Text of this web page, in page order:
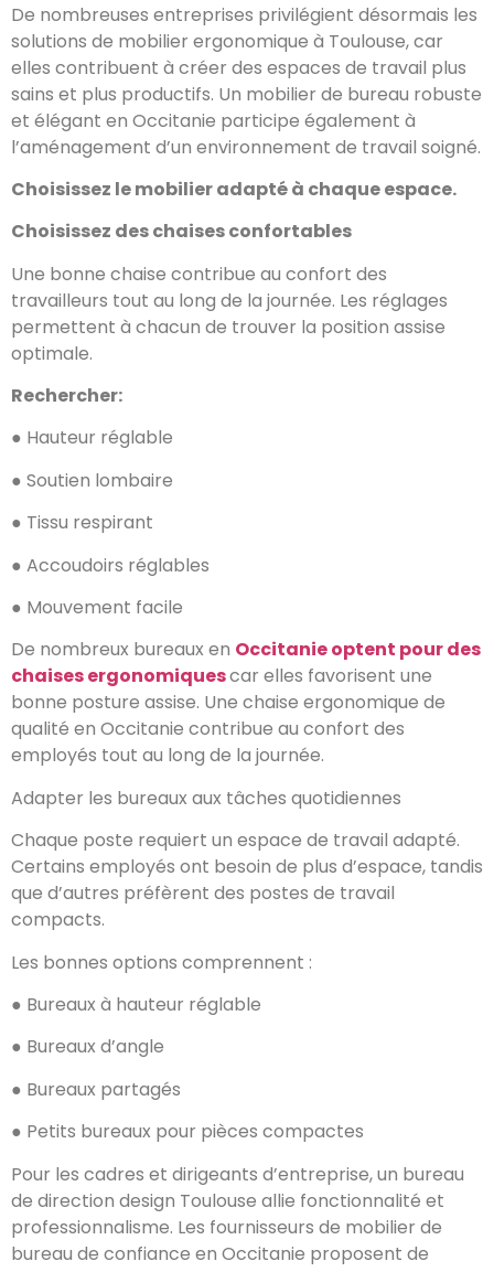
De nombreuses entreprises privilégient désormais les
solutions de mobilier ergonomique à Toulouse, car
elles contribuent à créer des espaces de travail plus
sains et plus productifs. Un mobilier de bureau robuste
et élégant en Occitanie participe également à
l’aménagement d’un environnement de travail soigné.
Choisissez le mobilier adapté à chaque espace.
Choisissez des chaises confortables
Une bonne chaise contribue au confort des
travailleurs tout au long de la journée. Les réglages
permettent à chacun de trouver la position assise
optimale.
Rechercher:
● Hauteur réglable
● Soutien lombaire
● Tissu respirant
● Accoudoirs réglables
● Mouvement facile
De nombreux bureaux en Occitanie optent pour des
chaises ergonomiquescar elles favorisent une
bonne posture assise. Une chaise ergonomique de
qualité en Occitanie contribue au confort des
employés tout au long de la journée.
Adapter les bureaux aux tâches quotidiennes
Chaque poste requiert un espace de travail adapté.
Certains employés ont besoin de plus d’espace, tandis
que d’autres préfèrent des postes de travail
compacts.
Les bonnes options comprennent :
● Bureaux à hauteur réglable
● Bureaux d’angle
● Bureaux partagés
● Petits bureaux pour pièces compactes
Pour les cadres et dirigeants d’entreprise, un bureau
de direction design Toulouse allie fonctionnalité et
professionnalisme. Les fournisseurs de mobilier de
bureau de confiance en Occitanie proposent de